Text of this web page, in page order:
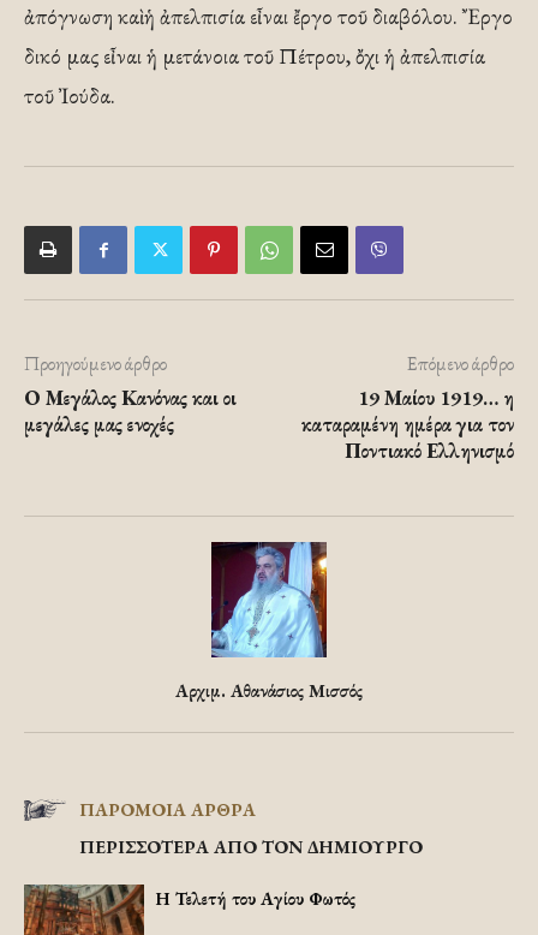
ἀπόγνωση καὶ ἡ ἀπελπισία εἶναι ἔργο τοῦ διαβόλου. Ἔργο
δικό μας εἶναι ἡ μετάνοια τοῦ Πέτρου, ὄχι ἡ ἀπελπισία
τοῦ Ἰούδα.
Προηγούμενο άρθρο
Ο Μεγάλος Κανόνας και οι
μεγάλες μας ενοχές
Επόμενο άρθρο
19 Μαίου 1919… η
καταραμένη ημέρα για τον
Ποντιακό Ελληνισμό
Αρχιμ. Αθανάσιος Μισσός
ΠΑΡΟΜΟΙΑ ΑΡΘΡΑ
ΠΕΡΙΣΣΟΤΕΡΑ ΑΠΟ ΤΟΝ ΔΗΜΙΟΥΡΓΟ
Η Τελετή του Αγίου Φωτός